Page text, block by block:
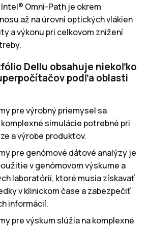
Omni-Path je okrem
až na úrovni optických vlákien
a výkonu pri celkovom znížení
Dellu obsahuje niekoľko
podľa oblasti
pre výrobný priemysel sa
simulácie potrebné pri
a výrobe produktov.
pre genómové dátové analýzy je
v genómovom výskume a
laboratórií, ktoré musia získavať
v klinickom čase a zabezpečiť
informácií.
pre výskum slúžia na komplexné